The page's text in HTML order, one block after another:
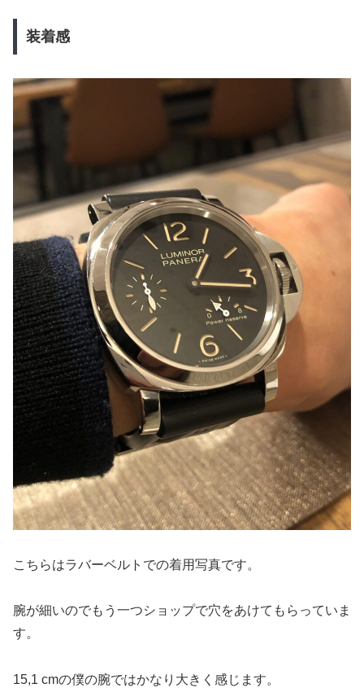
装着感
こちらはラバーベルトでの着用写真です。
腕が細いのでもう一つショップで穴をあけてもらっていま
す。
15,1 cmの僕の腕ではかなり大きく感じます。